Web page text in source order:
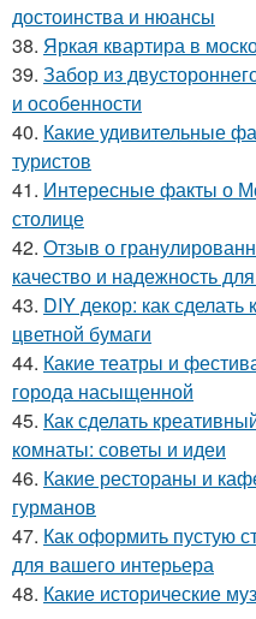
достоинства и нюансы
38. Яркая квартира в
39. Забор из
и особенности
40. Какие удивительные
туристов
41. Интересные факты о
столице
42. Отзыв о
качество и надежность
43. DIY декор: как
цветной бумаги
44. Какие театры и
города насыщенной
45. Как сделать
комнаты: советы и идеи
46. Какие рестораны и
гурманов
47. Как оформить пустую
для вашего интерьера
48. Какие исторические